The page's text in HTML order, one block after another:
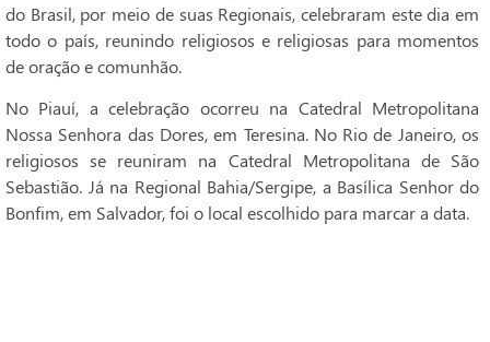
do Brasil, por meio de suas Regionais, celebraram este dia em
todo o país, reunindo religiosos e religiosas para momentos
de oração e comunhão.
No Piauí, a celebração ocorreu na Catedral Metropolitana
Nossa Senhora das Dores, em Teresina. No Rio de Janeiro, os
religiosos se reuniram na Catedral Metropolitana de São
Sebastião. Já na Regional Bahia/Sergipe, a Basílica Senhor do
Bonfim, em Salvador, foi o local escolhido para marcar a data.